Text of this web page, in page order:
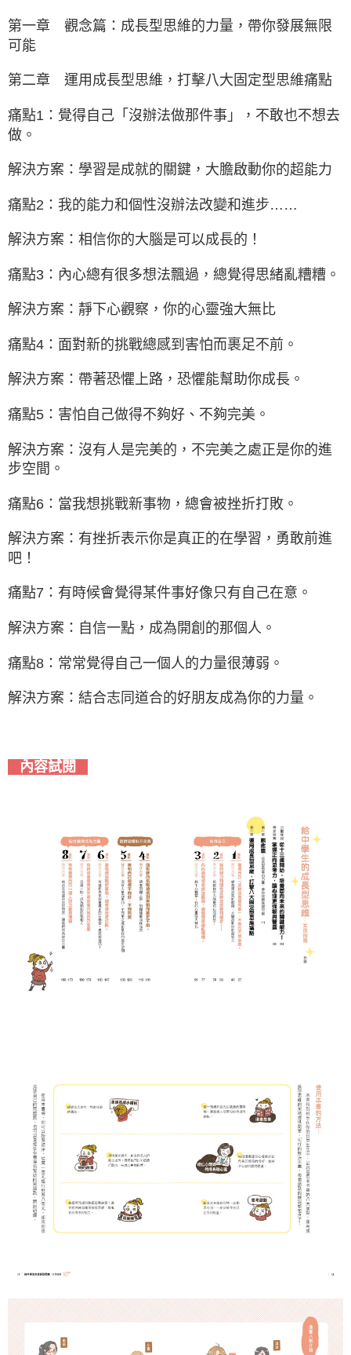
第一章 觀念篇：成長型思維的力量，帶你發展無限
可能
第二章 運用成長型思維，打擊八大固定型思維痛點
痛點1：覺得自己「沒辦法做那件事」，不敢也不想去
做。
解決方案：學習是成就的關鍵，大膽啟動你的超能力
痛點2：我的能力和個性沒辦法改變和進步……
解決方案：相信你的大腦是可以成長的！
痛點3：內心總有很多想法飄過，總覺得思緒亂糟糟。
解決方案：靜下心觀察，你的心靈強大無比
痛點4：面對新的挑戰總感到害怕而裹足不前。
解決方案：帶著恐懼上路，恐懼能幫助你成長。
痛點5：害怕自己做得不夠好、不夠完美。
解決方案：沒有人是完美的，不完美之處正是你的進
步空間。
痛點6：當我想挑戰新事物，總會被挫折打敗。
解決方案：有挫折表示你是真正的在學習，勇敢前進
吧！
痛點7：有時候會覺得某件事好像只有自己在意。
解決方案：自信一點，成為開創的那個人。
痛點8：常常覺得自己一個人的力量很薄弱。
解決方案：結合志同道合的好朋友成為你的力量。
內容試閱